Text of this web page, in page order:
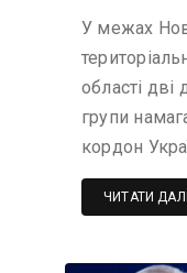
У межах
області дві
групи
кордон
ЧИТАТИ ДАЛІ